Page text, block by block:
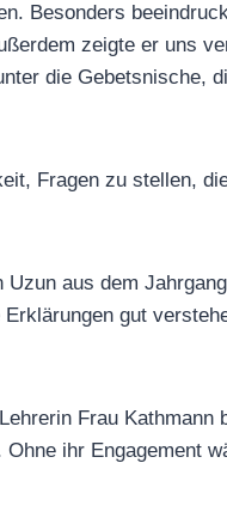
Besonders
zeigte er uns
die Gebetsnische,
Fragen zu stellen,
aus dem
gut
Frau Kathmann
ihr Engagement